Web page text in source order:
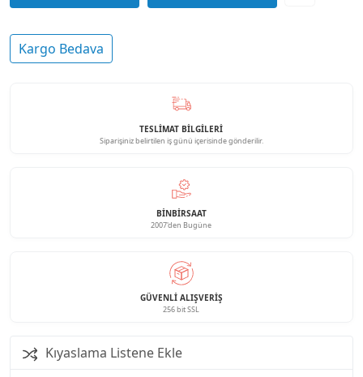
Kargo Bedava
TESLİMAT BİLGİLERİ
Siparişiniz belirtilen iş günü içerisinde gönderilir.
BINBIRSAAT
2007'den Bugüne
GÜVENLI ALIŞVERIŞ
256 bit SSL
Kıyaslama Listene Ekle